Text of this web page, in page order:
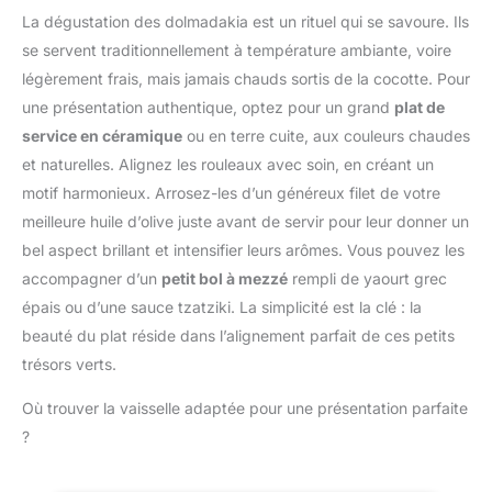
tri manuel for garantir
que chaque noix est fine,
dodue, fraîche et de la
plus haute qualité.
de conserver les aliments
avec un taux d'humidité
adéquat, un meilleur
goût et un mode de vie
plus sain. Aide de cuisine
multifonctionnelle :
Topbooc cocotte en
fonte convient aux
cuisinières à gaz,
vitrocéramiques et à
induction (elle ne
convient pas aux fours à
micro-ondes). Une seule
une soupe, griller du
pain, etc. Il s'agit
facile, tandis que le
design compatible lave-
offre une praticité ultime
RÉSULTATS
SAVOUREUX: le
couvercle de
des aliments tendres,
moelleux et juteux,
tandis que la base
épaisse assure une
cuisson uniforme
POLYVALENCE:
ustensile parfait pour
ragoûts, des plats rôtis,
La dégustation des dolmadakia est un rituel qui se savoure. Ils
se servent traditionnellement à température ambiante, voire
légèrement frais, mais jamais chauds sortis de la cocotte. Pour
une présentation authentique, optez pour un grand plat de
service en céramique ou en terre cuite, aux couleurs chaudes
et naturelles. Alignez les rouleaux avec soin, en créant un
motif harmonieux. Arrosez-les d’un généreux filet de votre
meilleure huile d’olive juste avant de servir pour leur donner un
bel aspect brillant et intensifier leurs arômes. Vous pouvez les
accompagner d’un petit bol à mezzé rempli de yaourt grec
épais ou d’une sauce tzatziki. La simplicité est la clé : la
beauté du plat réside dans l’alignement parfait de ces petits
trésors verts.
Où trouver la vaisselle adaptée pour une présentation parfaite
?